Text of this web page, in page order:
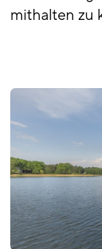
mithalten zu